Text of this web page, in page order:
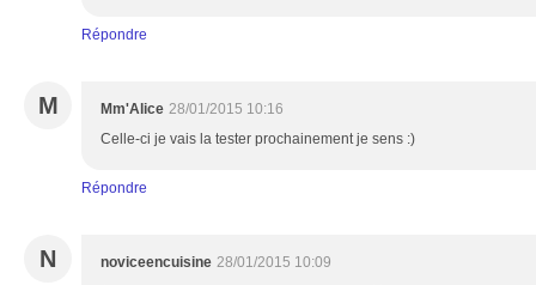
Répondre
M Mm'Alice 28/01/2015 10:16
Celle-ci je vais la tester prochainement je sens :)
Répondre
N noviceencuisine 28/01/2015 10:09